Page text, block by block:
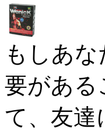
もしあ
要がある
て、友達